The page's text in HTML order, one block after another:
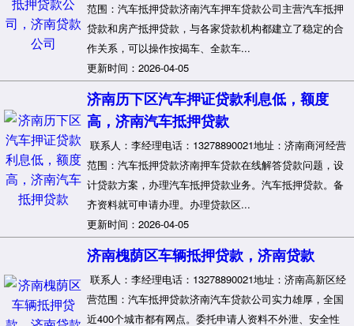
范围：汽车抵押贷款济南汽车押车贷款公司主营汽车抵押
贷款和房产抵押贷款，与各家贷款机构都建立了稳定的合
作关系，可以操作按揭车、全款车...
更新时间：2026-04-05
济南历下区汽车押证贷款利息低，额度
高，济南汽车抵押贷款
联系人：李经理电话：13278890021地址：济南商河经营
范围：汽车抵押贷款济南押车贷款在线解答贷款问题，设
计贷款方案，办理汽车抵押贷款业务。汽车抵押贷款。备
齐资料就可申请办理。办理贷款区...
更新时间：2026-04-05
济南槐荫区车辆抵押贷款，济南贷款
联系人：李经理电话：13278890021地址：济南高新区经
营范围：汽车抵押贷款济南汽车贷款公司实力雄厚，全国
近400个城市都有网点。委托申请人资料不外泄、安全性